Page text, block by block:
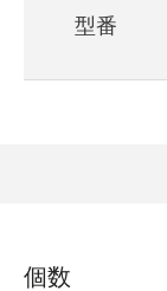
型番
個数